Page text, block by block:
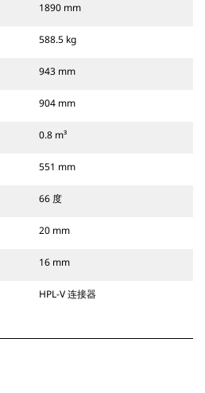
1890 mm
588.5 kg
943 mm
904 mm
0.8 m³
551 mm
66 度
20 mm
16 mm
HPL-V 连接器